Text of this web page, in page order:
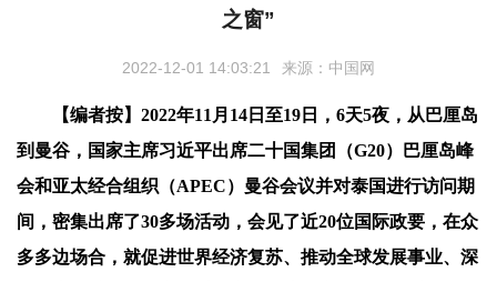
之窗”
2022-12-01 14:03:21 来源：中国网
【编者按】2022年11月14日至19日，6天5夜，从巴厘岛
到曼谷，国家主席习近平出席二十国集团（G20）巴厘岛峰
会和亚太经合组织（APEC）曼谷会议并对泰国进行访问期
间，密集出席了30多场活动，会见了近20位国际政要，在众
多多边场合，就促进世界经济复苏、推动全球发展事业、深